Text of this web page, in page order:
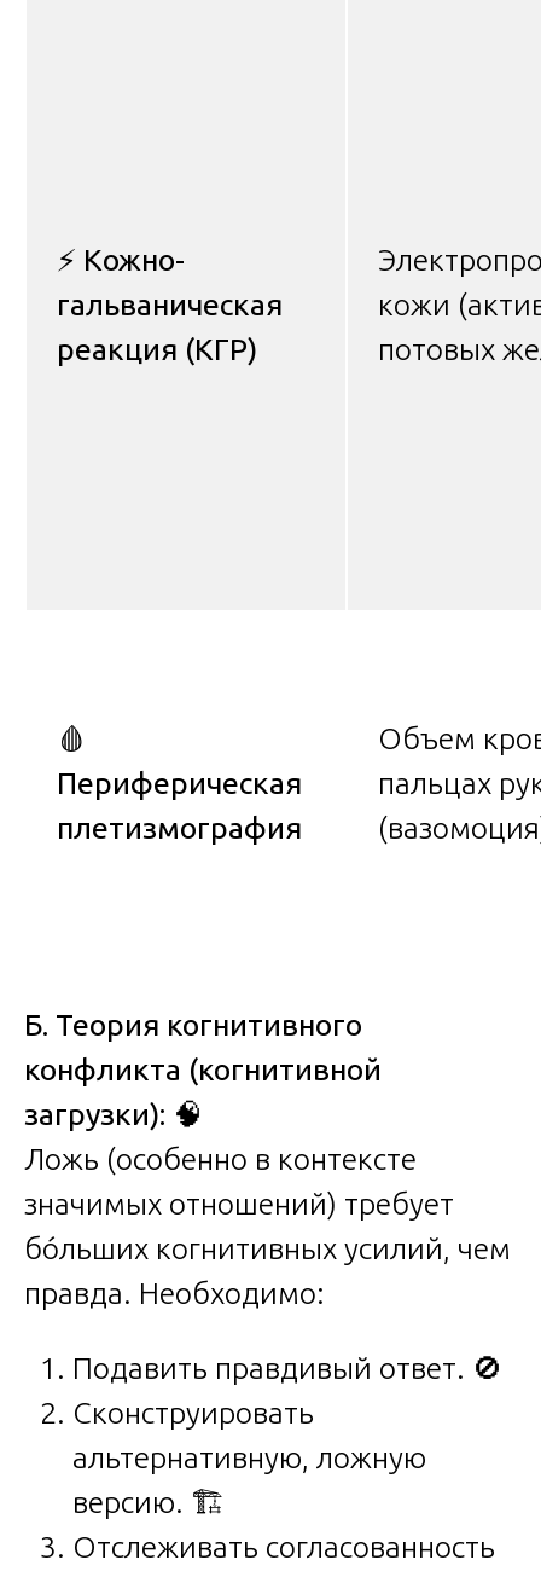
⚡ Кожно-
гальваническая
реакция (КГР)
кожи
потовых
🩸
Периферическая
плетизмография
Объем
пальцах
Б. Теория когнитивного
конфликта (когнитивной
загрузки): 🧠
Ложь (особенно в контексте
значимых отношений) требует
бóльших когнитивных усилий, чем
правда. Необходимо:
Подавить правдивый ответ. 🚫
Сконструировать
альтернативную, ложную
версию. 🏗️
Отслеживать согласованность